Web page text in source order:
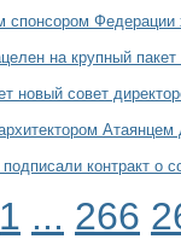
спонсором Федерации
на крупный
новый совет
контракт о
1 ... 266